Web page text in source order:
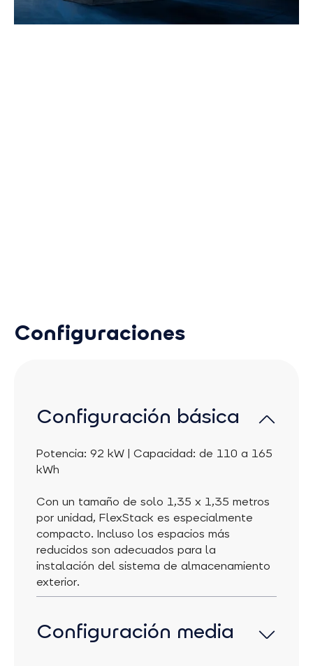
Configuraciones
Configuración básica
Potencia: 92 kW | Capacidad: de 110 a 165
kWh
Con un tamaño de solo 1,35 x 1,35 metros
por unidad, FlexStack es especialmente
compacto. Incluso los espacios más
reducidos son adecuados para la
instalación del sistema de almacenamiento
exterior.
Configuración media